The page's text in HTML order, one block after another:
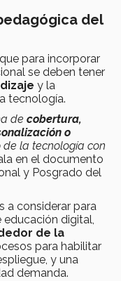
del
para incorporar
se deben tener
y la
tecnología.
de cobertura,
o
de la tecnología con
en el documento
y Posgrado del
a considerar para
educación digital,
de la
para habilitar
y una
demanda.